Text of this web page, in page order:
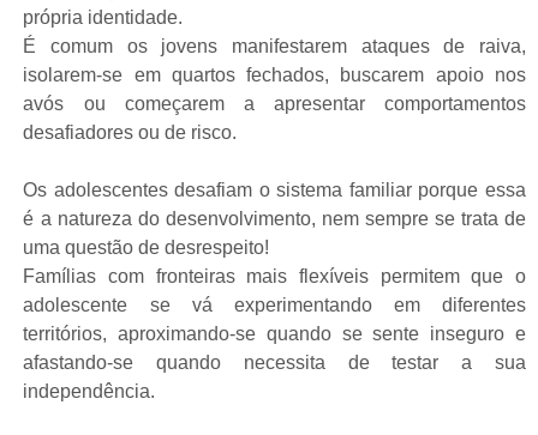
própria identidade.
É comum os jovens manifestarem ataques de raiva,
isolarem-se em quartos fechados, buscarem apoio nos
avós ou começarem a apresentar comportamentos
desafiadores ou de risco.
Os adolescentes desafiam o sistema familiar porque essa
é a natureza do desenvolvimento, nem sempre se trata de
uma questão de desrespeito!
Famílias com fronteiras mais flexíveis permitem que o
adolescente se vá experimentando em diferentes
territórios, aproximando-se quando se sente inseguro e
afastando-se quando necessita de testar a sua
independência.